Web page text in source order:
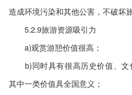
造成环境污染和其他公害，不破坏
5.2.9旅游资源吸引力
a)观赏游憩价值很高；
b)同时具有很高历史价值、文
其中一类价值具全国意义；